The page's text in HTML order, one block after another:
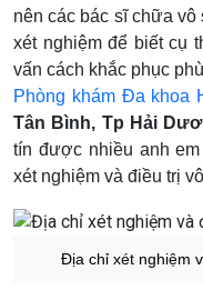
nên các bác sĩ chữa vô
xét nghiệm để biết cụ
vấn cách khắc phục
Phòng khám Đa khoa
Tân Bình, Tp Hải
tín được nhiều anh
xét nghiệm và điều trị
Địa chỉ xét nghiệm